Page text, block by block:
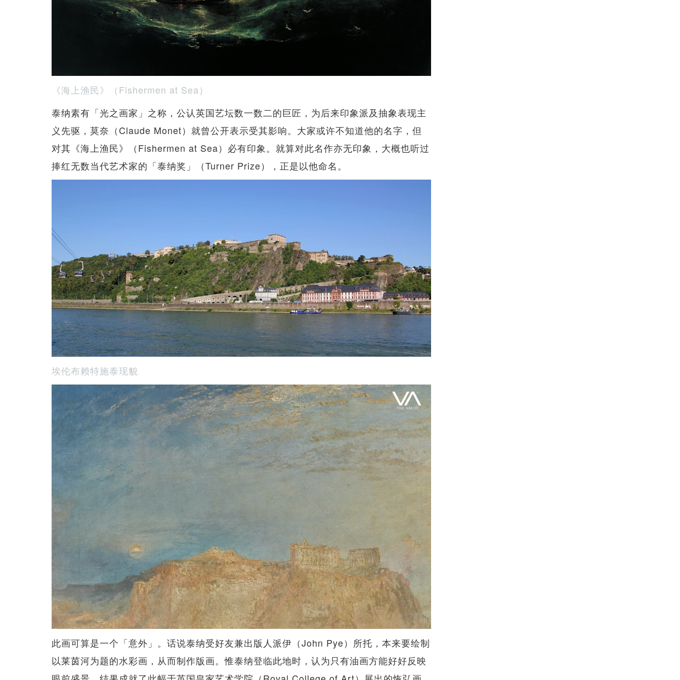
《海上渔民》（Fishermen at Sea）
泰纳素有「光之画家」之称，公认英国艺坛数一数二的巨匠，为后来印象派及抽象表现主
义先驱，莫奈（Claude Monet）就曾公开表示受其影响。大家或许不知道他的名字，但
对其《海上渔民》（Fishermen at Sea）必有印象。就算对此名作亦无印象，大概也听过
捧红无数当代艺术家的「泰纳奖」（Turner Prize），正是以他命名。
埃伦布赖特施泰现貌
此画可算是一个「意外」。话说泰纳受好友兼出版人派伊（John Pye）所托，本来要绘制
以莱茵河为题的水彩画，从而制作版画。惟泰纳登临此地时，认为只有油画方能好好反映